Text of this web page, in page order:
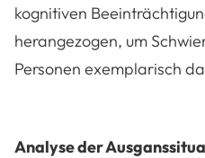
kognitiven
herangezogen, um
Personen exemplarisch
Analyse der